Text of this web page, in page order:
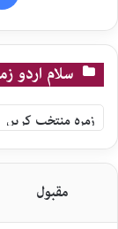
سلام اردو
سلام
اردو
زمرہ
جات
مقبول